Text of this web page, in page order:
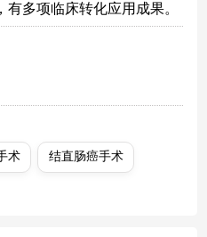
多项临床转化应用成果。
术 结直肠癌手术